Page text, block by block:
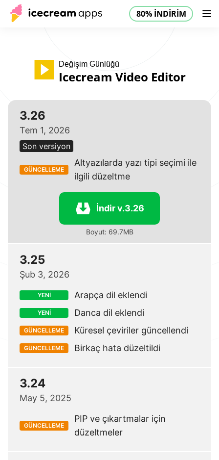
80% İNDİRİM
Ürünler Yardım Merkezi 80% İNDİRİM
TR
Değişim Günlüğü
Icecream Video Editor
3.26
Tem 1, 2026
Son versiyon
GÜNCELLEME
Altyazılarda yazı tipi seçimi ile
ilgili düzeltme
İndir v.3.26
Boyut: 69.7MB
3.25
Şub 3, 2026
YENİ Arapça dil eklendi
YENİ Danca dil eklendi
GÜNCELLEME Küresel çeviriler güncellendi
GÜNCELLEME Birkaç hata düzeltildi
3.24
May 5, 2025
GÜNCELLEME
PIP ve çıkartmalar için
düzeltmeler